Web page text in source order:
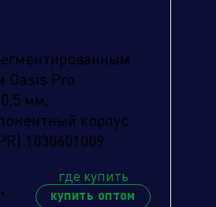
Oasis Pro
мм,
корпус
1030601009
где купить
купить оптом